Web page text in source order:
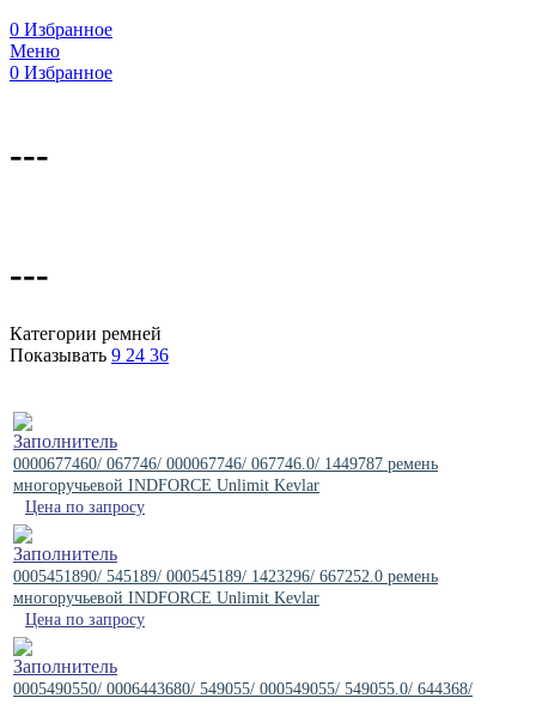
0 Избранное
Меню
0 Избранное
---
---
Категории ремней
Показывать 9 24 36
0000677460/ 067746/ 000067746/ 067746.0/ 1449787 ремень
многоручьевой INDFORCE Unlimit Kevlar
Цена по запросу
0005451890/ 545189/ 000545189/ 1423296/ 667252.0 ремень
многоручьевой INDFORCE Unlimit Kevlar
Цена по запросу
0005490550/ 0006443680/ 549055/ 000549055/ 549055.0/ 644368/